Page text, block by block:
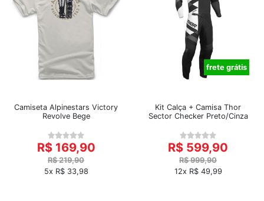
Camiseta Alpinestars Victory
Revolve Bege
R$ 169,90
R$ 219,90
5x R$ 33,98
frete grátis
Kit Calça + Camisa Thor
Sector Checker Preto/Cinza
R$ 599,90
R$ 999,90
12x R$ 49,99